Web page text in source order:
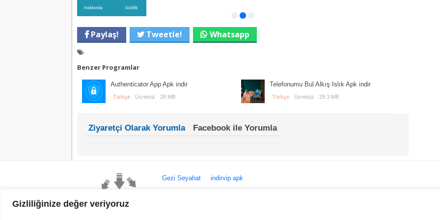
Gizliliğinize değer veriyoruz
Paylaş! Tweetle! Whatsapp
Benzer Programlar
Authenticator App Apk indir
Türkçe Ücretsiz 28 MB
Telefonumu Bul Alkış Islık Apk indir
Türkçe Ücretsiz 29.3 MB
Ziyaretçi Olarak Yorumla Facebook ile Yorumla
Gezi Seyahat indirvip apk